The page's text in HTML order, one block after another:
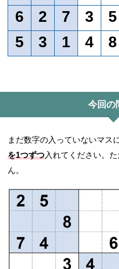
6
2 7 3 5
5
3 1 4 8
今回の
まだ数字の入っていないマス
を1つずつ入れてください。
ん。